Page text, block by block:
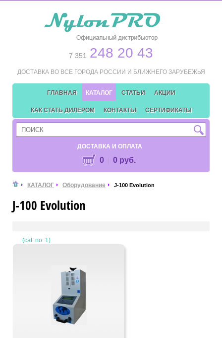
7 351 248 20 43
ДОСТАВКА ВО ВСЕ ГОРОДА РОССИИ И БЛИЖНЕГО ЗАРУБЕЖЬЯ
ГЛАВНАЯ КАТАЛОГ СТАТЬИ АКЦИИ
КАК СТАТЬ ДИЛЕРОМ КОНТАКТЫ СЕРТИФИКАТЫ
ДОСТАВКА И ОПЛАТА
0 0 руб.
КАТАЛОГ Оборудование J-100 Evolution
J-100 Evolution
(cat. no. 1)